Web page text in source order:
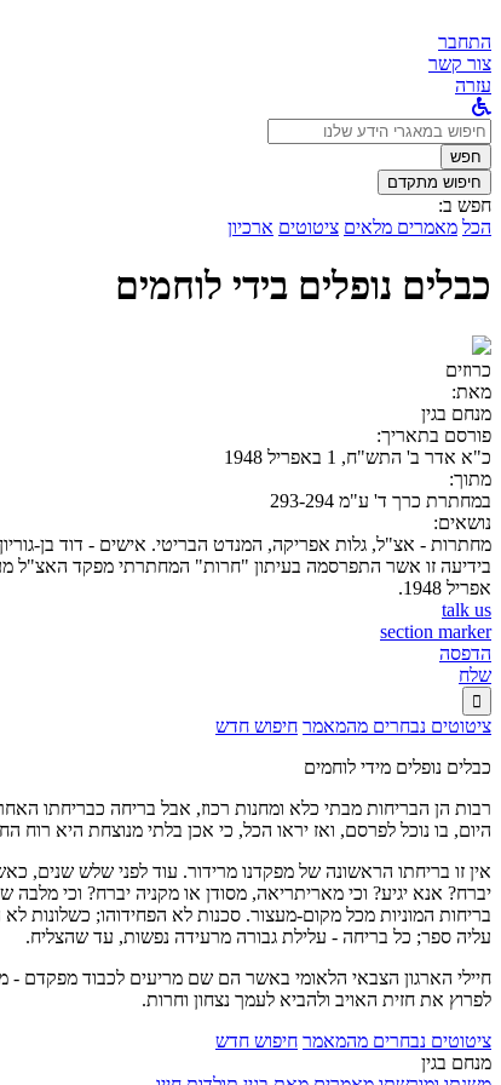
התחבר
צור קשר
עזרה
לחפש
ב:חפש
חיפוש מתקדם
חפש ב:
הכל מאמרים מלאים ציטוטים ארכיון
כבלים נופלים בידי לוחמים
כרוזים
מאת:
מנחם בגין
פורסם בתאריך:
כ"א אדר ב' התש"ח, 1 באפריל 1948
מתוך:
במחתרת כרך ד' ע"מ 293-294
נושאים:
מחתרות - אצ"ל, גלות אפריקה, המנדט הבריטי. אישים - דוד בן-
בידיעה זו אשר התפרסמה בעיתון "חרות" המחתרתי מפקד האצ"ל
אפריל 1948.
talk us
section marker
הדפסה
שלח

ציטוטים נבחרים מהמאמר חיפוש חדש
כבלים נופלים מידי לוחמים
רבות הן הבריחות מבתי כלא ומחנות רכוז, אבל בריחה כבריחתו
היום, בו נוכל לפרסם, ואז יראו הכל, כי אכן בלתי מנוצחת היא
אין זו בריחתו הראשונה של מפקדנו מרידור. עוד לפני שלש שנים,
יברח? אנא יגיע? וכי מאריתריאה, מסודן או מקניה יברח? וכי
בריחות המוניות מכל מקום-מעצור. סכנות לא הפחידוהו; כשלונות
עליה ספר; כל בריחה - עלילת גבורה מרעידה נפשות, עד שהצליח.
חיילי הארגון הצבאי הלאומי באשר הם שם מריעים לכבוד מפקדם
לפרוץ את חזית האויב ולהביא לעמך נצחון וחרות.
ציטוטים נבחרים מהמאמר חיפוש חדש
מנחם בגין